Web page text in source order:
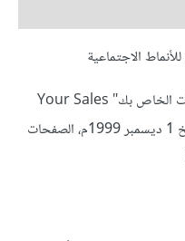
الاجتماعية
، "أسلوب المبيعات الخاص بك" Your Sales
Style، من إنسنتف Incentive، بتاريخ 1 ديسمبر 1999م، الصفحات